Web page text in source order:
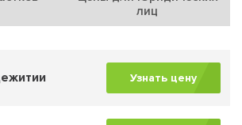
лиц
Узнать цену